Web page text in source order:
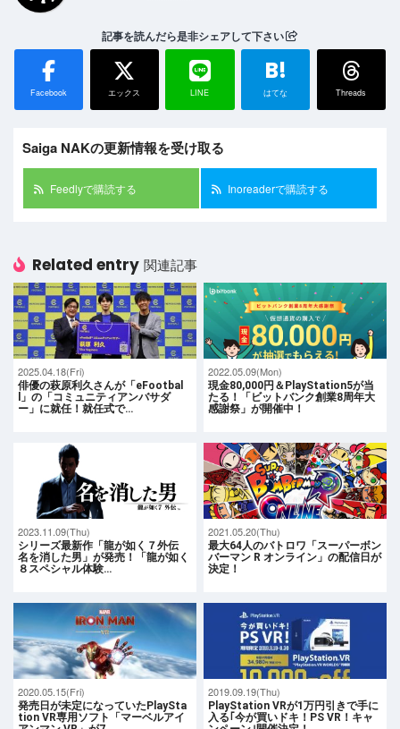
記事を読んだら是非シェアして下さい
Facebook エックス LINE
B!
はてな Threads
Saiga NAKの更新情報を受け取る
Feedlyで購読する Inoreaderで購読する
Related entry 関連記事
2025.04.18(Fri)
俳優の萩原利久さんが「eFootbal
l」の「コミュニティアンバサダ
ー」に就任！就任式で…
2022.05.09(Mon)
現金80,000円＆PlayStation5が当
たる！「ビットバンク創業8周年大
感謝祭」が開催中！
2023.11.09(Thu)
シリーズ最新作「龍が如く７外伝
名を消した男」が発売！「龍が如く
８スペシャル体験…
2021.05.20(Thu)
最大64人のバトロワ「スーパーボン
バーマン R オンライン」の配信日が
決定！
2020.05.15(Fri)
発売日が未定になっていたPlaySta
tion VR専用ソフト「マーベルアイ
2019.09.19(Thu)
PlayStation VRが1万円引きで手に
入る｢今が買いドキ！PS VR！キャ